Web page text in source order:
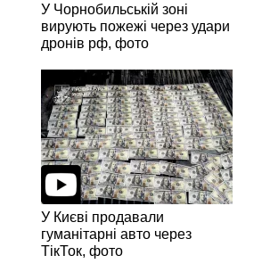
У Чорнобильській зоні
вирують пожежі через удари
дронів рф, фото
У Києві продавали
гуманітарні авто через
ТікТок, фото